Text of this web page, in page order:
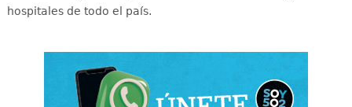
hospitales de todo el país.